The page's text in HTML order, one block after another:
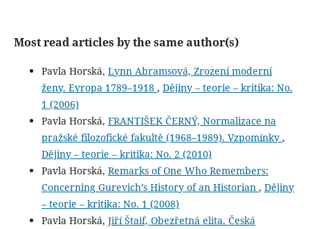
Most read articles by the same author(s)
Pavla Horská, Lynn Abramsová, Zrození moderní
ženy. Evropa 1789–1918 , Dějiny – teorie – kritika: No.
1 (2006)
Pavla Horská, FRANTIŠEK ČERNÝ, Normalizace na
pražské filozofické fakultě (1968–1989). Vzpomínky ,
Dějiny – teorie – kritika: No. 2 (2010)
Pavla Horská, Remarks of One Who Remembers:
Concerning Gurevich’s History of an Historian , Dějiny
– teorie – kritika: No. 1 (2008)
Pavla Horská, Jiří Štaif, Obezřetná elita. Česká